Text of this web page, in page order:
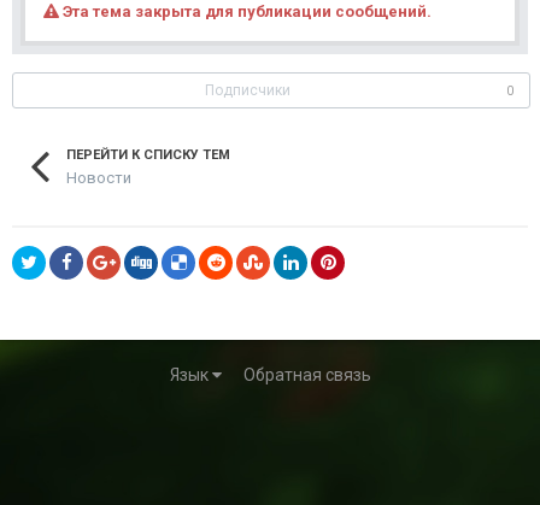
Эта тема закрыта для публикации сообщений.
Подписчики 0
ПЕРЕЙТИ К СПИСКУ ТЕМ
Новости
Язык Обратная связь